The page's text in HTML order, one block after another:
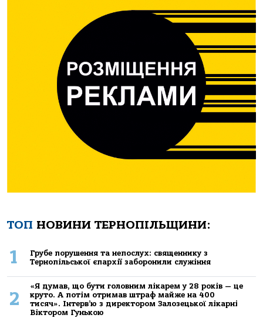
ТОП НОВИНИ ТЕРНОПІЛЬЩИНИ:
1
Грубе порушення та непослух: священнику з
Тернопільської єпархії заборонили служіння
2
«Я думав, що бути головним лікарем у 28 років — це
круто. А потім отримав штраф майже на 400
тисяч». Інтерв’ю з директором Залозецької лікарні
Віктором Гунькою